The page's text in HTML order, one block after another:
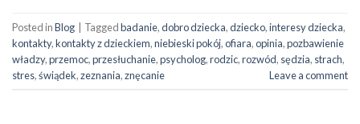
Posted inBlog Taggedbadanie,dobro dziecka,dziecko,interesy dziecka,
kontakty,kontakty z dzieckiem,niebieski pokój,ofiara,opinia,pozbawienie
władzy,przemoc,przesłuchanie,psycholog,rodzic,rozwód, sędzia, strach,
stres,świądek,zeznania,znęcanie Leave a comment